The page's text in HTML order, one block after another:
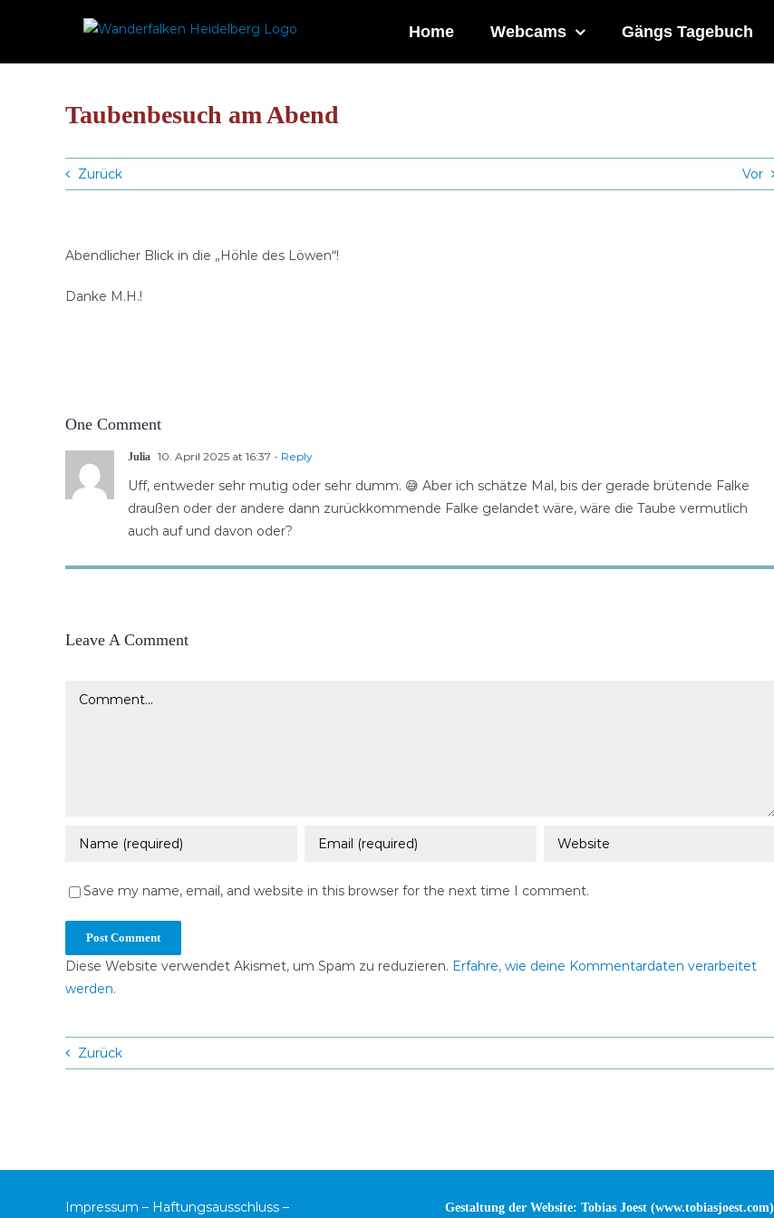
Home Webcams Gängs Tagebuch
Taubenbesuch am Abend
Zurück Vor
Abendlicher Blick in die „Höhle des Löwen“!
Danke M.H.!
One Comment
Julia 10. April 2025 at 16:37 - Reply
Uff, entweder sehr mutig oder sehr dumm. 😅 Aber ich schätze Mal, bis der gerade brütende Falke
draußen oder der andere dann zurückkommende Falke gelandet wäre, wäre die Taube vermutlich
auch auf und davon oder?
Leave A Comment
Comment
Save my name, email, and website in this browser for the next time I comment.
Diese Website verwendet Akismet, um Spam zu reduzieren. Erfahre, wie deine Kommentardaten verarbeitet
werden.
Zurück
Impressum – Haftungsausschluss – Gestaltung der Website: Tobias Joest (www.tobiasjoest.com)